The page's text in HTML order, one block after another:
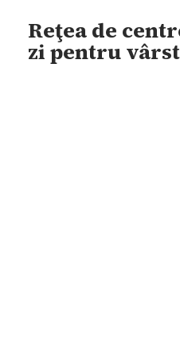
Reţea de
zi pentru